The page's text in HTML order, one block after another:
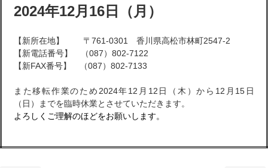
2024年12月16日（月）
【新所在地】 〒761-0301 香川県高松市林町2547-2
【新電話番号】 （087）802-7122
【新FAX番号】 （087）802-7133
また移転作業のため2024年12月12日（木）から12月15日
（日）までを臨時休業とさせていただきます。
よろしくご理解のほどをお願いします。